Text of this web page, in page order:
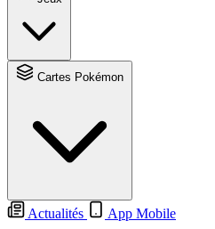
Actualités
App Mobile